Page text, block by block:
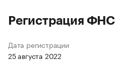
Регистрация ФНС
Дата регистрации
25 августа 2022